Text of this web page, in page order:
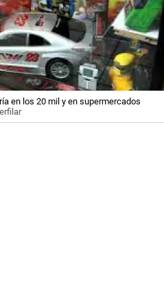
en los 20 mil y en supermercados